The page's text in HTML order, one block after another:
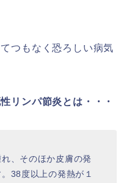
つもなく恐ろしい病気
リンパ節炎とは・・・
、そのほか皮膚の発
38度以上の発熱が１